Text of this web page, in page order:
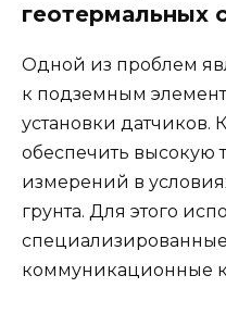
геотермальных
Одной из проблем
к подземным
установки датчиков.
обеспечить высокую
измерений в
грунта. Для этого
коммуникационные